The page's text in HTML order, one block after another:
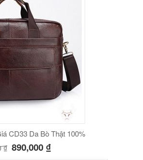
CD33 Da Bò Thật 100%
₫ 890,000 ₫